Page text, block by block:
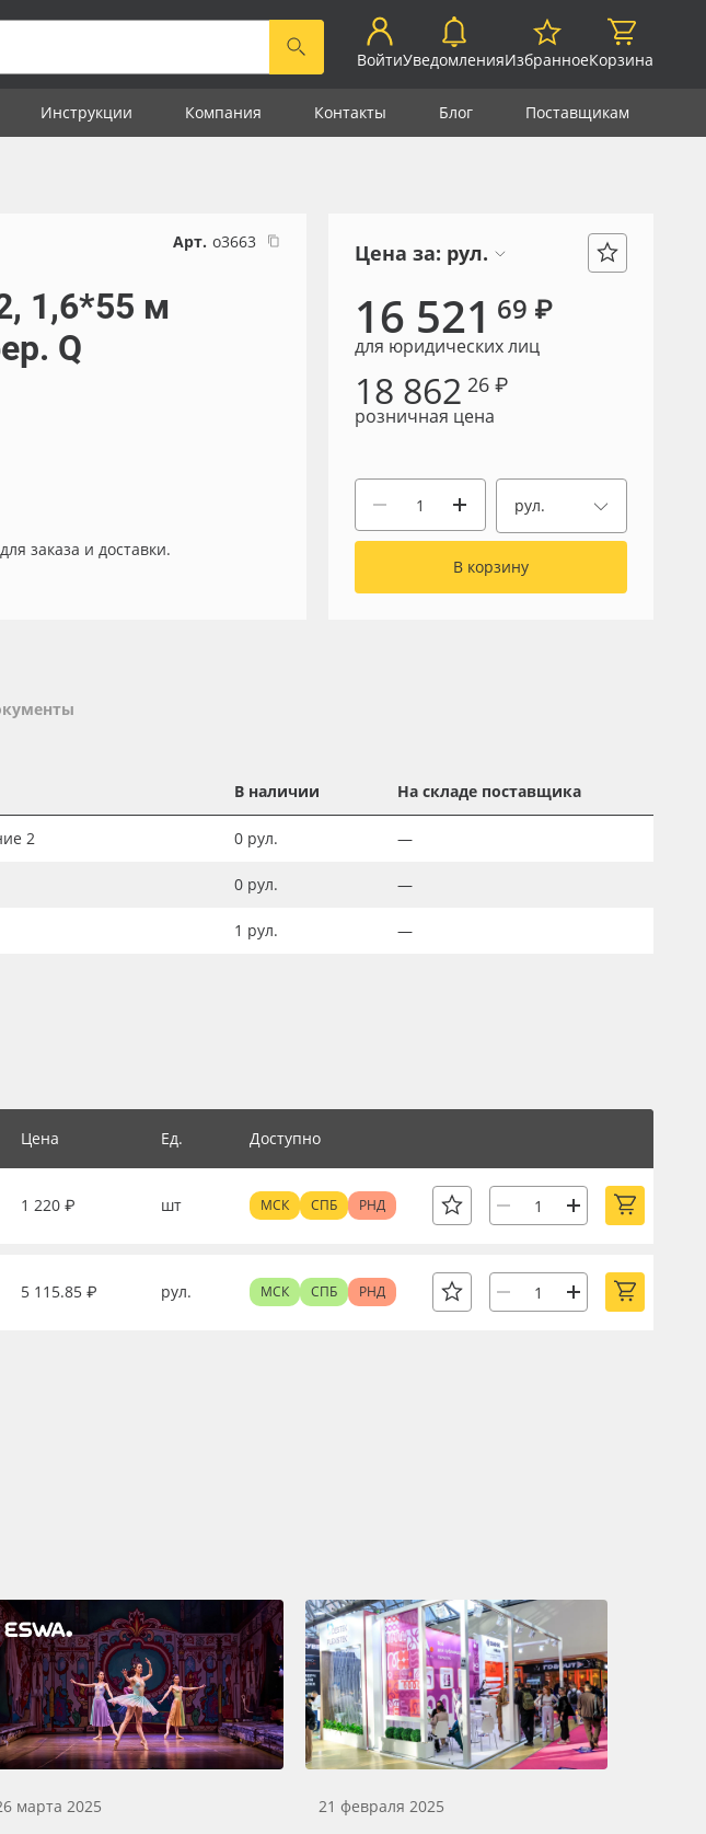
ВойтиУведомленияИзбранноеКорзина
Инструкции Компания Контакты Блог Поставщикам
Арт. о3663
1,6*55 м
Q
заказа и доставки.
Цена за: рул.
16 521 69 ₽
для юридических лиц
18 862 26 ₽
розничная цена
рул.
В корзину
В наличии На складе поставщика
2 0 рул. —
0 рул. —
1 рул. —
Цена Ед. Доступно
1 220 ₽ шт МСК СПБ РНД
5 115.85 ₽ рул. МСК СПБ РНД
марта 2025 21 февраля 2025